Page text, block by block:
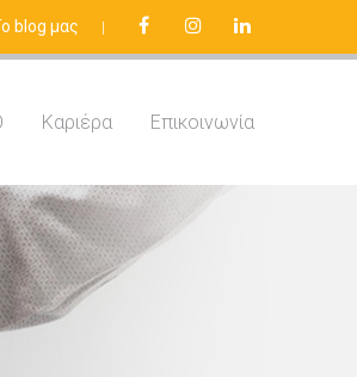
blog μας |
Καριέρα Επικοινωνία